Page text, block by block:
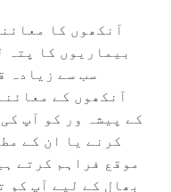
آنکھوں کا
بیماریوں کا پتہ
سب سے زیادہ
آنکھوں کے
کے پیشہ ور کو آپ
کرنے یا ان کے
موقع فراہم کرتے
بھال کے لیے آپ کو